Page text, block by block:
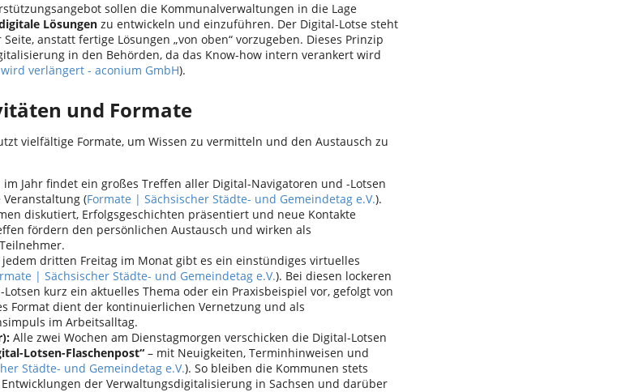
sollen die Kommunalverwaltungen in die Lage
Lösungen zu entwickeln und einzuführen. Der Digital-Lotse steht
Seite, anstatt fertige Lösungen „von oben“ vorzugeben. Dieses Prinzip
in den Behörden, da das Know-how intern verankert wird
verlängert - aconium GmbH).
und Formate
vielfältige Formate, um Wissen zu vermitteln und den Austausch zu
im Jahr findet ein großes Treffen aller Digital-Navigatoren und -Lotsen
(Formate | Sächsischer Städte- und Gemeindetag e.V.).
diskutiert, Erfolgsgeschichten präsentiert und neue Kontakte
fördern den persönlichen Austausch und wirken als
jedem dritten Freitag im Monat gibt es ein einstündiges virtuelles
| Sächsischer Städte- und Gemeindetag e.V.). Bei diesen lockeren
kurz ein aktuelles Thema oder ein Praxisbeispiel vor, gefolgt von
Format dient der kontinuierlichen Vernetzung und als
im Arbeitsalltag.
Alle zwei Wochen am Dienstagmorgen verschicken die Digital-Lotsen
Lotsen-Flaschenpost“ – mit Neuigkeiten, Terminhinweisen und
Städte- und Gemeindetag e.V.). So bleiben die Kommunen stets
der Verwaltungsdigitalisierung in Sachsen und darüber